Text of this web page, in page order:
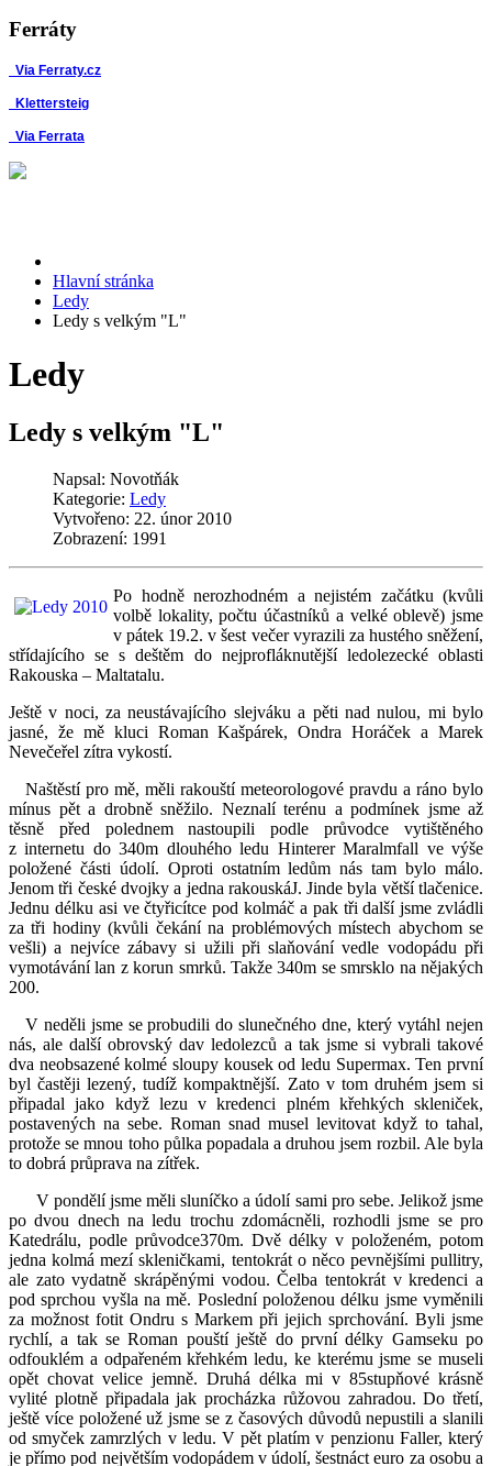
Ferráty
Via Ferraty.cz
Klettersteig
Via Ferrata
Hlavní stránka
Ledy
Ledy s velkým "L"
Ledy
Ledy s velkým "L"
Napsal: Novotňák
Kategorie: Ledy
Vytvořeno: 22. únor 2010
Zobrazení: 1991
Po hodně nerozhodném a nejistém začátku (kvůli
volbě lokality, počtu účastníků a velké oblevě) jsme
v pátek 19.2. v šest večer vyrazili za hustého sněžení,
střídajícího se s deštěm do nejprofláknutější ledolezecké oblasti
Rakouska – Maltatalu.
Ještě v noci, za neustávajícího slejváku a pěti nad nulou, mi bylo
jasné, že mě kluci Roman Kašpárek, Ondra Horáček a Marek
Nevečeřel zítra vykostí.
Naštěstí pro mě, měli rakouští meteorologové pravdu a ráno bylo
mínus pět a drobně sněžilo. Neznalí terénu a podmínek jsme až
těsně před polednem nastoupili podle průvodce vytištěného
z internetu do 340m dlouhého ledu Hinterer Maralmfall ve výše
položené části údolí. Oproti ostatním ledům nás tam bylo málo.
Jenom tři české dvojky a jedna rakouskáJ. Jinde byla větší tlačenice.
Jednu délku asi ve čtyřicítce pod kolmáč a pak tři další jsme zvládli
za tři hodiny (kvůli čekání na problémových místech abychom se
vešli) a nejvíce zábavy si užili při slaňování vedle vodopádu při
vymotávání lan z korun smrků. Takže 340m se smrsklo na nějakých
200.
V neděli jsme se probudili do slunečného dne, který vytáhl nejen
nás, ale další obrovský dav ledolezců a tak jsme si vybrali takové
dva neobsazené kolmé sloupy kousek od ledu Supermax. Ten první
byl častěji lezený, tudíž kompaktnější. Zato v tom druhém jsem si
připadal jako když lezu v kredenci plném křehkých skleniček,
postavených na sebe. Roman snad musel levitovat když to tahal,
protože se mnou toho půlka popadala a druhou jsem rozbil. Ale byla
to dobrá průprava na zítřek.
V pondělí jsme měli sluníčko a údolí sami pro sebe. Jelikož jsme
po dvou dnech na ledu trochu zdomácněli, rozhodli jsme se pro
Katedrálu, podle průvodce370m. Dvě délky v položeném, potom
jedna kolmá mezí skleničkami, tentokrát o něco pevnějšími pullitry,
ale zato vydatně skrápěnými vodou. Čelba tentokrát v kredenci a
pod sprchou vyšla na mě. Poslední položenou délku jsme vyměnili
za možnost fotit Ondru s Markem při jejich sprchování. Byli jsme
rychlí, a tak se Roman pouští ještě do první délky Gamseku po
odfouklém a odpařeném křehkém ledu, ke kterému jsme se museli
opět chovat velice jemně. Druhá délka mi v 85stupňové krásně
vylité plotně připadala jak procházka růžovou zahradou. Do třetí,
ještě více položené už jsme se z časových důvodů nepustili a slanili
od smyček zamrzlých v ledu. V pět platím v penzionu Faller, který
je přímo pod největším vodopádem v údolí, šestnáct euro za osobu a